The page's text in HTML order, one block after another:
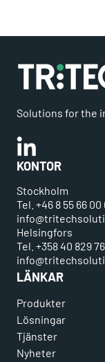
Solutions for the
Linkedin
KONTOR
Stockholm
Tel. +46 8 55 66 00
Helsingfors
Tel. +358 40 829
LÄNKAR
Produkter
Lösningar
Tjänster
Nyheter